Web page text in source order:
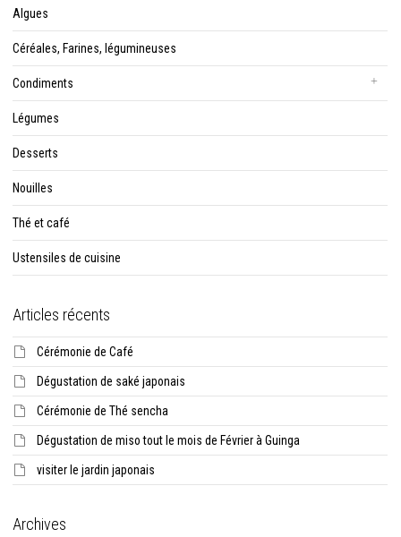
Algues
Céréales, Farines, légumineuses
Condiments
Légumes
Desserts
Nouilles
Thé et café
Ustensiles de cuisine
Articles récents
Cérémonie de Café
Dégustation de saké japonais
Cérémonie de Thé sencha
Dégustation de miso tout le mois de Février à Guinga
visiter le jardin japonais
Archives